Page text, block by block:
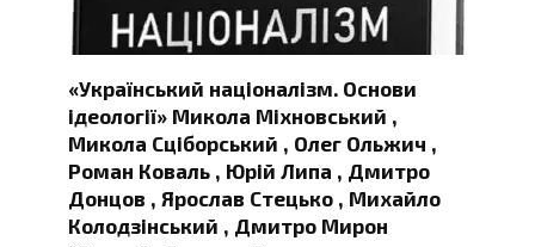
«Український націоналізм. Основи
ідеології» Микола Міхновський ,
Микола Сціборський , Олег Ольжич ,
Роман Коваль , Юрій Липа , Дмитро
Донцов , Ярослав Стецько , Михайло
Колодзінський , Дмитро Мирон